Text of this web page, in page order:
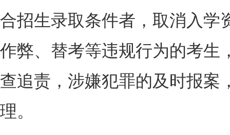
合招生录取条件者，取消入学
作弊、替考等违规行为的考生
查追责，涉嫌犯罪的及时报案
理。